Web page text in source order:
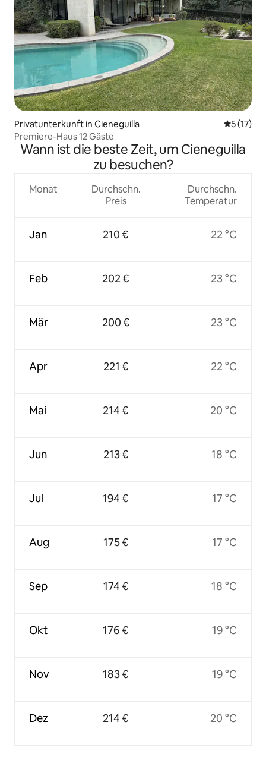
Privatunterkunft in Cieneguilla
5 (17)
Premiere-Haus 12 Gäste
Wann ist die beste Zeit, um Cieneguilla
zu besuchen?
Monat
Jan
Feb
Mär
Apr
Mai
Jun
Jul
Aug
Sep
Okt
Nov
Dez
Durchschn.
Preis
210 €
202 €
200 €
221 €
214 €
213 €
194 €
175 €
174 €
176 €
183 €
214 €
Durchschn.
Temperatur
22 °C
23 °C
23 °C
22 °C
20 °C
18 °C
17 °C
17 °C
18 °C
19 °C
19 °C
20 °C